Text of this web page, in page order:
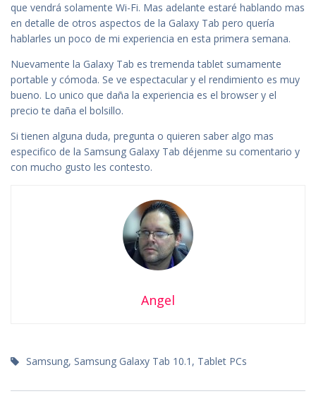
que vendrá solamente Wi-Fi. Mas adelante estaré hablando mas
en detalle de otros aspectos de la Galaxy Tab pero quería
hablarles un poco de mi experiencia en esta primera semana.
Nuevamente la Galaxy Tab es tremenda tablet sumamente
portable y cómoda. Se ve espectacular y el rendimiento es muy
bueno. Lo unico que daña la experiencia es el browser y el
precio te daña el bolsillo.
Si tienen alguna duda, pregunta o quieren saber algo mas
especifico de la Samsung Galaxy Tab déjenme su comentario y
con mucho gusto les contesto.
Angel
Samsung, Samsung Galaxy Tab 10.1 , Tablet PCs